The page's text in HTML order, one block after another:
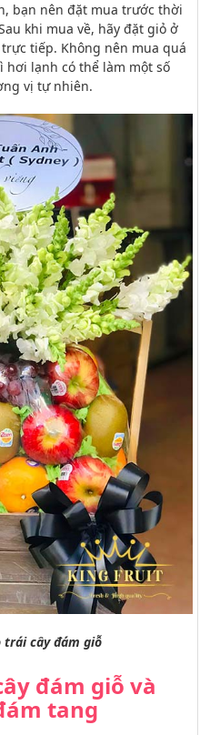
bạn nên đặt mua trước thời
khi mua về, hãy đặt giỏ ở
tiếp. Không nên mua quá
hơi lạnh có thể làm một số
vị tự nhiên.
trái cây đám giỗ
đám giỗ và
tang